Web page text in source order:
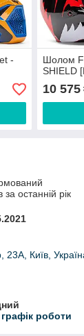
-
Шолом
SHIELD
10 575
за останній рік
23А, Київ,
роботи